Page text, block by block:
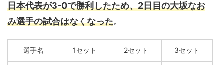
日本代表が3-0で勝利したため、2日目の大坂なお
み選手の試合はなくなった。
選手名 1セット 2セット 3セット